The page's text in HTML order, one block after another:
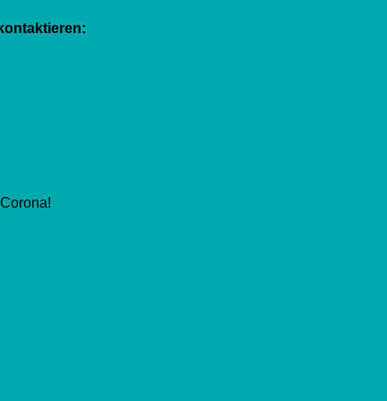
kontaktieren: